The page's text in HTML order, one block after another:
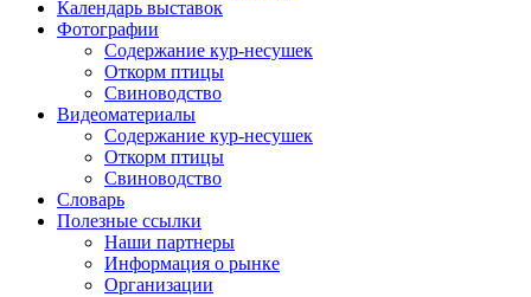
Календарь выставок
Фотографии
Содержание кур-несушек
Откорм птицы
Свиноводство
Видеоматериалы
Содержание кур-несушек
Откорм птицы
Свиноводство
Словарь
Полезные ссылки
Наши партнеры
Информация о рынке
Организации